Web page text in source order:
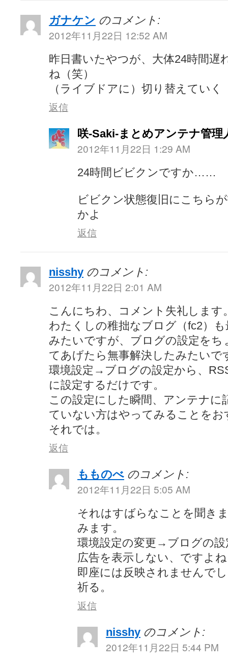
ガナケン のコメント:
2012年11月22日 12:52 AM
昨日書いたやつが、大体24時間遅
ね（笑）
（ライブドアに）切り替えていく
返信
咲-Saki-まとめアンテナ管理
2012年11月22日 1:29 AM
24時間ビビクンですか……
ビビクン状態復旧にこちら
かよ
返信
nisshy のコメント:
2012年11月22日 2:01 AM
こんにちわ、コメント失礼します
わたくしの稚拙なブログ（fc2）
みたいですが、ブログの設定を
てあげたら無事解決したみたいで
環境設定→ブログの設定から、
に設定するだけです。
この設定にした瞬間、アンテナに
ていない方はやってみることをお
それでは。
返信
もものべ のコメント:
2012年11月22日 5:05 AM
それはすばらなことを聞き
みます。
環境設定の変更→ブログの
広告を表示しない、ですよ
即座には反映されませんで
祈る。
返信
nisshy のコメント:
2012年11月22日 5:44 PM